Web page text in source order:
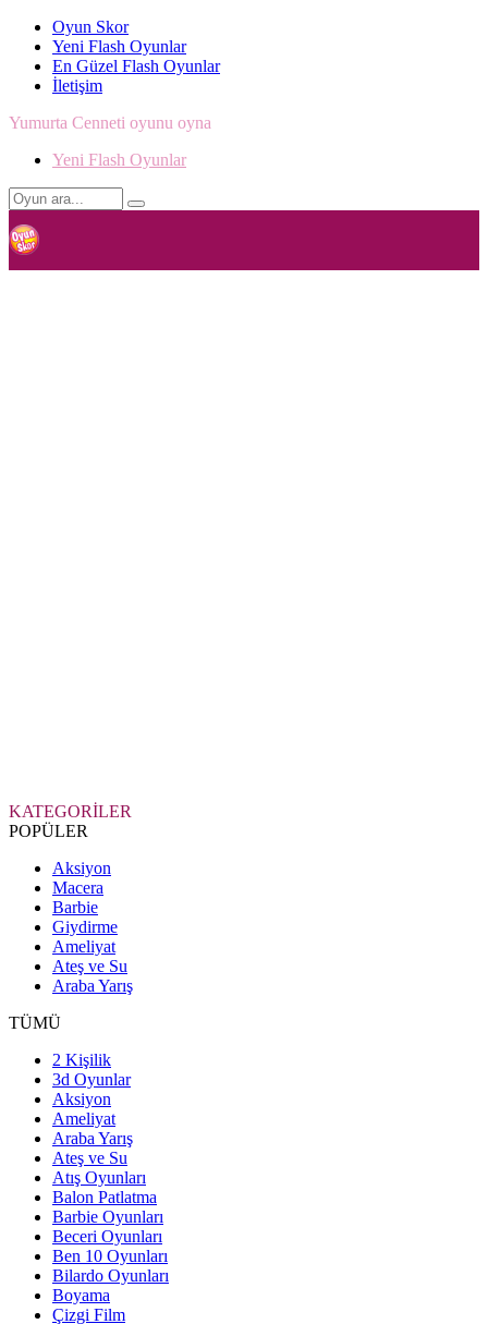
Oyun Skor
Yeni Flash Oyunlar
En Güzel Flash Oyunlar
İletişim
Yumurta Cenneti oyunu oyna
Yeni Flash Oyunlar
KATEGORİLER
POPÜLER
Aksiyon
Macera
Barbie
Giydirme
Ameliyat
Ateş ve Su
Araba Yarış
TÜMÜ
2 Kişilik
3d Oyunlar
Aksiyon
Ameliyat
Araba Yarış
Ateş ve Su
Atış Oyunları
Balon Patlatma
Barbie Oyunları
Beceri Oyunları
Ben 10 Oyunları
Bilardo Oyunları
Boyama
Çizgi Film